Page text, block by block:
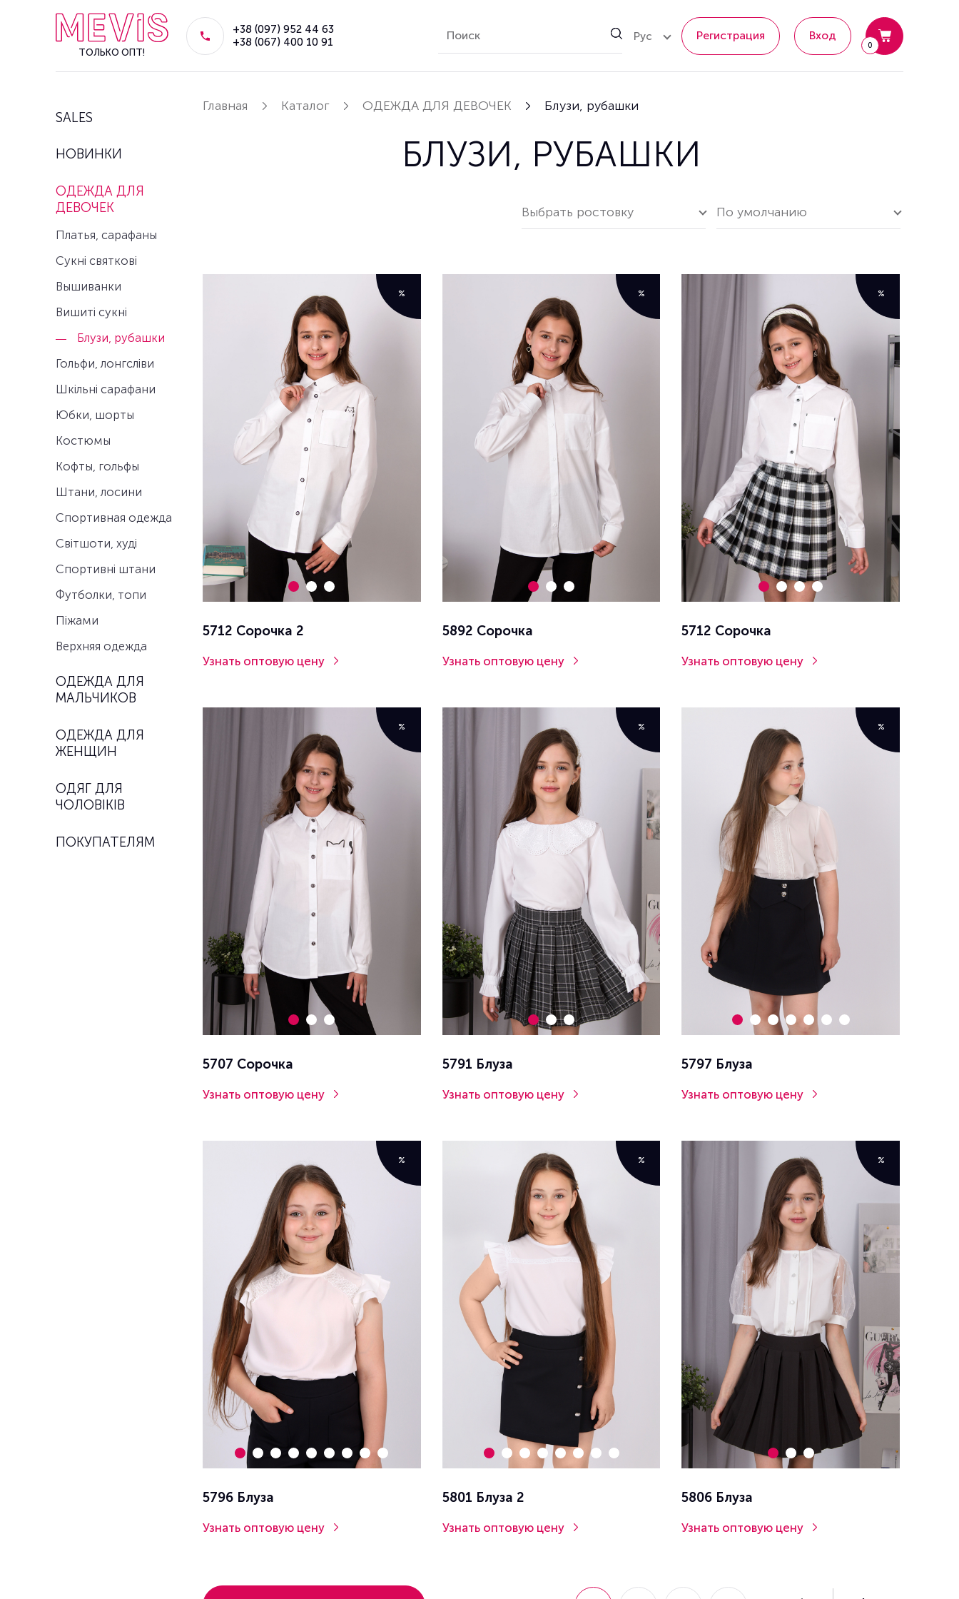
ТОЛЬКО ОПТ!
+38 (097) 952 44 63
+38 (067) 400 10 91
Рус Регистрация Вход
0
SALES
НОВИНКИ
ОДЕЖДА ДЛЯ
ДЕВОЧЕК
Платья, сарафаны
Сукні святкові
Вышиванки
Вишиті сукні
Блузи, рубашки
Гольфи, лонгсліви
Шкільні сарафани
Юбки, шорты
Костюмы
Кофты, гольфы
Штани, лосини
Спортивная одежда
Світшоти, худі
Спортивні штани
Футболки, топи
Піжами
Верхняя одежда
ОДЕЖДА ДЛЯ
МАЛЬЧИКОВ
ОДЕЖДА ДЛЯ
ЖЕНЩИН
ОДЯГ ДЛЯ
ЧОЛОВІКІВ
ПОКУПАТЕЛЯМ
Главная Каталог ОДЕЖДА ДЛЯ ДЕВОЧЕК Блузи, рубашки
БЛУЗИ, РУБАШКИ
Выбрать ростовку По умолчанию
%
5712 Сорочка 2
Узнать оптовую цену
%
5892 Сорочка
Узнать оптовую цену
%
5712 Сорочка
Узнать оптовую цену
%
5707 Сорочка
Узнать оптовую цену
%
5791 Блуза
Узнать оптовую цену
%
5797 Блуза
Узнать оптовую цену
%
5796 Блуза
Узнать оптовую цену
%
5801 Блуза 2
Узнать оптовую цену
%
5806 Блуза
Узнать оптовую цену